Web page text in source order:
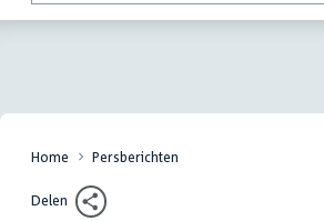
Home Persberichten
Delen